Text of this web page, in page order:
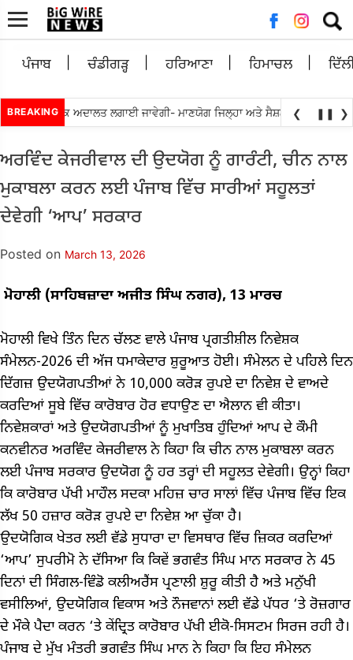
for:
ਪੰਜਾਬ ਚੰਡੀਗੜ੍ਹ ਹਰਿਆਣਾ ਹਿਮਾਚਲ
BREAKING
ਲੋਕ ਅਦਾਲਤ ਲਗਾਈ ਜਾਵੇਗੀ- ਮਾਣਯੋਗ ਜਿਲ੍ਹਾ ਅਤੇ ਸੈਸ਼ਨ ਗੁਰਦਾਸਪੁਰ •
❮ ❚❚ ❯
ਅਰਵਿੰਦ ਕੇਜਰੀਵਾਲ ਦੀ ਉਦਯੋਗ ਨੂੰ ਗਾਰੰਟੀ, ਚੀਨ ਨਾਲ
ਮੁਕਾਬਲਾ ਕਰਨ ਲਈ ਪੰਜਾਬ ਵਿੱਚ ਸਾਰੀਆਂ ਸਹੂਲਤਾਂ
ਦੇਵੇਗੀ ‘ਆਪ’ ਸਰਕਾਰ
Posted on March 13, 2026
ਮੋਹਾਲੀ (ਸਾਹਿਬਜ਼ਾਦਾ ਅਜੀਤ ਸਿੰਘ ਨਗਰ), 13 ਮਾਰਚ
ਮੋਹਾਲੀ ਵਿਖੇ ਤਿੰਨ ਦਿਨ ਚੱਲਣ ਵਾਲੇ ਪੰਜਾਬ ਪ੍ਰਗਤੀਸ਼ੀਲ ਨਿਵੇਸ਼ਕ
ਸੰਮੇਲਨ-2026 ਦੀ ਅੱਜ ਧਮਾਕੇਦਾਰ ਸ਼ੁਰੂਆਤ ਹੋਈ। ਸੰਮੇਲਨ ਦੇ ਪਹਿਲੇ ਦਿਨ
ਦਿੱਗਜ਼ ਉਦਯੋਗਪਤੀਆਂ ਨੇ 10,000 ਕਰੋੜ ਰੁਪਏ ਦਾ ਨਿਵੇਸ਼ ਦੇ ਵਾਅਦੇ
ਕਰਦਿਆਂ ਸੂਬੇ ਵਿੱਚ ਕਾਰੋਬਾਰ ਹੋਰ ਵਧਾਉਣ ਦਾ ਐਲਾਨ ਵੀ ਕੀਤਾ।
ਨਿਵੇਸ਼ਕਾਰਾਂ ਅਤੇ ਉਦਯੋਗਪਤੀਆਂ ਨੂੰ ਮੁਖਾਤਿਬ ਹੁੰਦਿਆਂ ਆਪ ਦੇ ਕੌਮੀ
ਕਨਵੀਨਰ ਅਰਵਿੰਦ ਕੇਜਰੀਵਾਲ ਨੇ ਕਿਹਾ ਕਿ ਚੀਨ ਨਾਲ ਮੁਕਾਬਲਾ ਕਰਨ
ਲਈ ਪੰਜਾਬ ਸਰਕਾਰ ਉਦਯੋਗ ਨੂੰ ਹਰ ਤਰ੍ਹਾਂ ਦੀ ਸਹੂਲਤ ਦੇਵੇਗੀ। ਉਨ੍ਹਾਂ ਕਿਹਾ
ਕਿ ਕਾਰੋਬਾਰ ਪੱਖੀ ਮਾਹੌਲ ਸਦਕਾ ਮਹਿਜ਼ ਚਾਰ ਸਾਲਾਂ ਵਿੱਚ ਪੰਜਾਬ ਵਿੱਚ ਇਕ
ਲੱਖ 50 ਹਜ਼ਾਰ ਕਰੋੜ ਰੁਪਏ ਦਾ ਨਿਵੇਸ਼ ਆ ਚੁੱਕਾ ਹੈ।
ਉਦਯੋਗਿਕ ਖੇਤਰ ਲਈ ਵੱਡੇ ਸੁਧਾਰਾ ਦਾ ਵਿਸਥਾਰ ਵਿੱਚ ਜ਼ਿਕਰ ਕਰਦਿਆਂ
‘ਆਪ’ ਸੁਪਰੀਮੋ ਨੇ ਦੱਸਿਆ ਕਿ ਕਿਵੇਂ ਭਗਵੰਤ ਸਿੰਘ ਮਾਨ ਸਰਕਾਰ ਨੇ 45
ਦਿਨਾਂ ਦੀ ਸਿੰਗਲ-ਵਿੰਡੋ ਕਲੀਅਰੈਂਸ ਪ੍ਰਣਾਲੀ ਸ਼ੁਰੂ ਕੀਤੀ ਹੈ ਅਤੇ ਮਨੁੱਖੀ
ਵਸੀਲਿਆਂ, ਉਦਯੋਗਿਕ ਵਿਕਾਸ ਅਤੇ ਨੌਜਵਾਨਾਂ ਲਈ ਵੱਡੇ ਪੱਧਰ ‘ਤੇ ਰੋਜ਼ਗਾਰ
ਦੇ ਮੌਕੇ ਪੈਦਾ ਕਰਨ ‘ਤੇ ਕੇਂਦ੍ਰਿਤ ਕਾਰੋਬਾਰ ਪੱਖੀ ਈਕੋ-ਸਿਸਟਮ ਸਿਰਜ ਰਹੀ ਹੈ।
ਪੰਜਾਬ ਦੇ ਮੁੱਖ ਮੰਤਰੀ ਭਗਵੰਤ ਸਿੰਘ ਮਾਨ ਨੇ ਕਿਹਾ ਕਿ ਇਹ ਸੰਮੇਲਨ